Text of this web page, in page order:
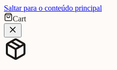
Saltar para o conteúdo principal
Cart